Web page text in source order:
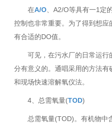
在A/O 、A2/O等具有一1定
控制也非常重要。为了得到想
有合适的DO值。
可见，在污水厂的日常运
分有意义的。通唱采用的方法
和现场快速溶解氧仪法。
4、总需氧量(TOD)
总需氧量(TOD)。有机物中